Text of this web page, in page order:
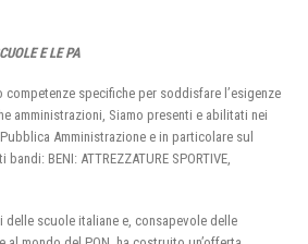
E LE PA
specifiche per soddisfare l’esigenze
amministrazioni, Siamo presenti e abilitati nei
Amministrazione e in particolare sul
BENI: ATTREZZATURE SPORTIVE,
delle scuole italiane e, consapevole delle